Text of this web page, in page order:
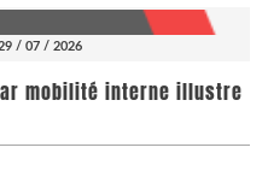
/ 07 / 2026
mobilité interne illustre